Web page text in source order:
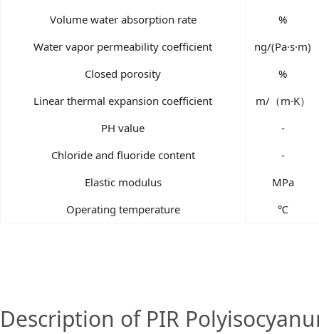
Volume water absorption rate
%
Water vapor permeability coefficient
ng/(Pa·s·m)
Closed porosity
%
Linear thermal expansion coefficient
m/（m·K）
PH value
-
Chloride and fluoride content
-
Elastic modulus
MPa
Operating temperature
℃
Description of PIR